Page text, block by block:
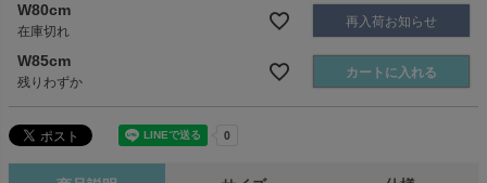
W80cm
在庫切れ
再入荷お知らせ
W85cm
残りわずか
カートに入れる